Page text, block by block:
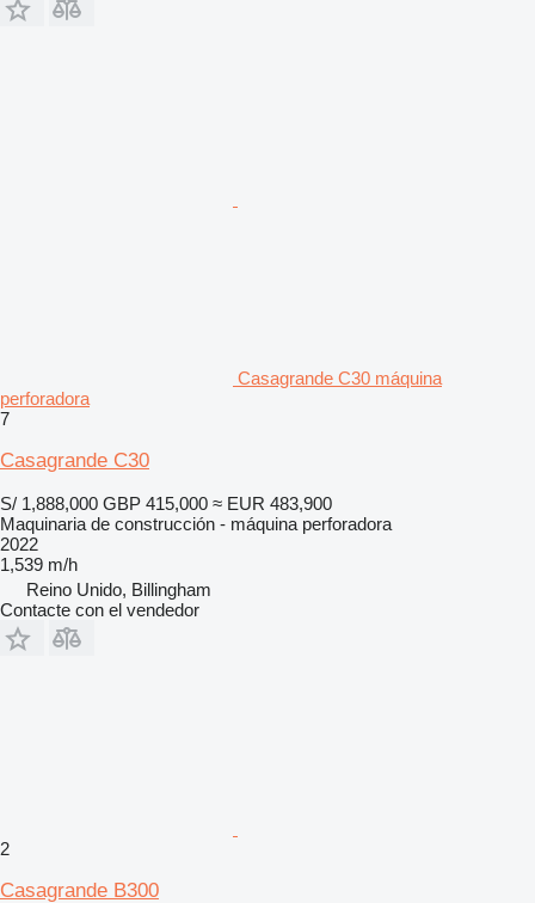
Casagrande C30 máquina
perforadora
7
Casagrande C30
S/ 1,888,000 GBP 415,000 ≈ EUR 483,900
Maquinaria de construcción - máquina perforadora
2022
1,539 m/h
Reino Unido, Billingham
Contacte con el vendedor
2
Casagrande B300